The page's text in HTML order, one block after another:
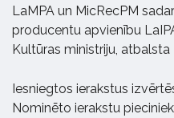
LaMPA un MicRecPM
producentu apvienību
Kultūras ministriju, atbalsta
Iesniegtos ierakstus
Nominēto ierakstu